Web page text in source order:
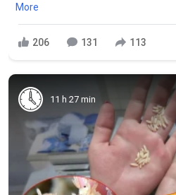
More
206 131 113
11 h 27 min